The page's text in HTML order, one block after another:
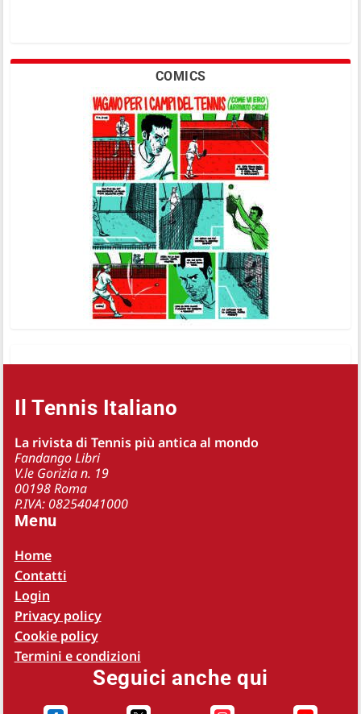
COMICS
Il Tennis Italiano
La rivista di Tennis più antica al mondo
Fandango Libri
V.le Gorizia n. 19
00198 Roma
P.IVA: 08254041000
Menu
Home
Contatti
Login
Privacy policy
Cookie policy
Termini e condizioni
Seguici anche qui